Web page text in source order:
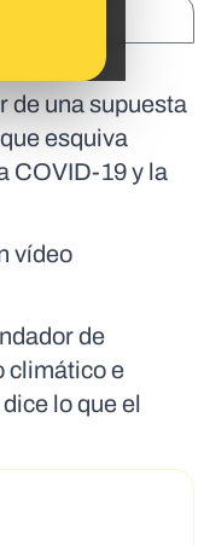
de una supuesta
esquiva
COVID-19 y la
vídeo
de
climático e
lo que el